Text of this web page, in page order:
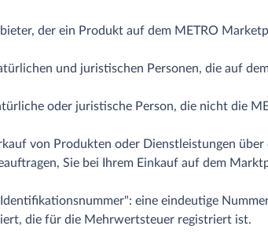
der ein Produkt auf dem METRO
und juristischen Personen, die auf
oder juristische Person, die nicht die
von Produkten oder Dienstleistungen
Sie bei Ihrem Einkauf auf dem
eine eindeutige
die für die Mehrwertsteuer registriert ist.